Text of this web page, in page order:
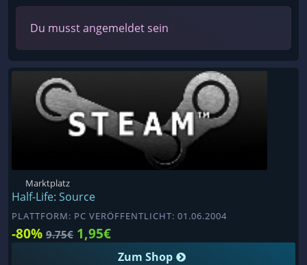
Du musst angemeldet sein
Marktplatz
Half-Life: Source
PLATTFORM: PC VERÖFFENTLICHT: 01.06.2004
-80% 9.75€ 1,95€
Zum Shop